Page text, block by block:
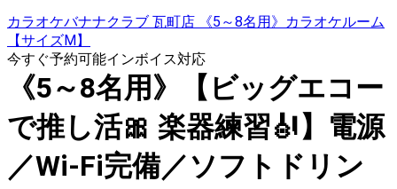
カラオケバナナクラブ 瓦町店 《5～8名用》カラオケルーム
【サイズM】
今すぐ予約可能インボイス対応
《5～8名用》【ビッグエコー
で推し活🎀 楽器練習🎻】電源
／Wi-Fi完備／ソフトドリン